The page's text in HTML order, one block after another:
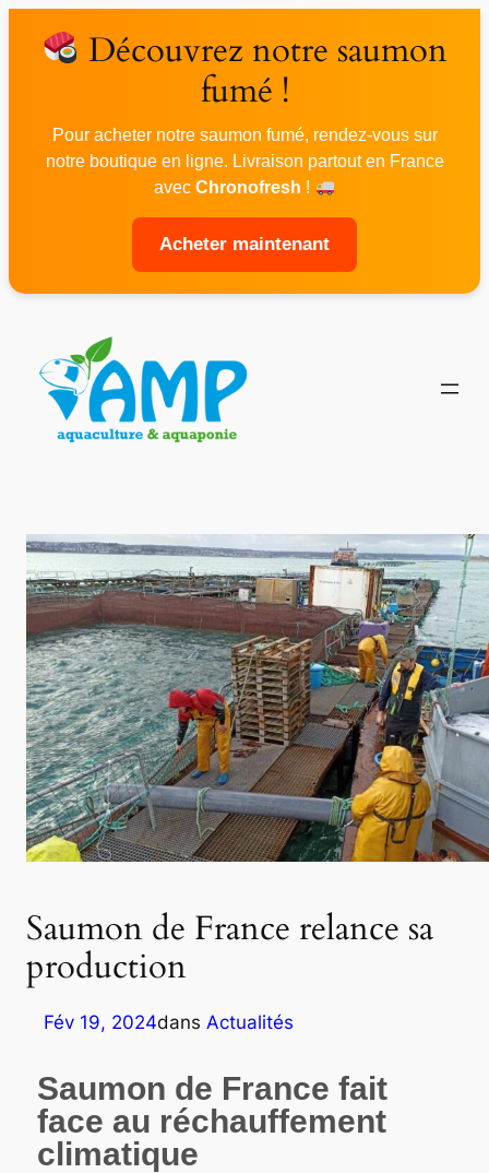
Découvrez notre saumon
fumé !
Pour acheter notre saumon fumé, rendez-vous sur
notre boutique en ligne. Livraison partout en France
avecChronofresh !
Acheter maintenant
Saumon de France relance sa
production
Fév 19, 2024dans Actualités
Saumon de France fait
face au réchauffement
climatique